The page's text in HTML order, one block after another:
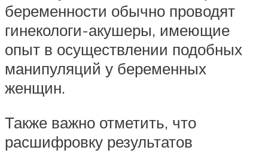
беременности обычно проводят
гинекологи-акушеры, имеющие
опыт в осуществлении подобных
манипуляций у беременных
женщин.
Также важно отметить, что
расшифровку результатов